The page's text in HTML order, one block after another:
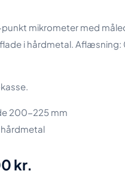
mikrometer med
i hårdmetal. Aflæsning:
200-225 mm
hårdmetal
kr.